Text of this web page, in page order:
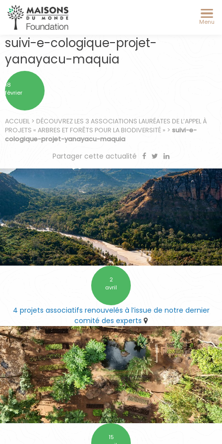
Menu
suivi-e-cologique-projet-
yanayacu-maquia
18
février
ACCUEIL > DÉCOUVREZ LES 3 ASSOCIATIONS LAURÉATES DE L’APPEL À
PROJETS « ARBRES ET FORÊTS POUR LA BIODIVERSITÉ » > suivi-e-
cologique-projet-yanayacu-maquia
Partager cette actualité
2
avril
4 projets associatifs renouvelés à l’issue de notre dernier
comité des experts
15